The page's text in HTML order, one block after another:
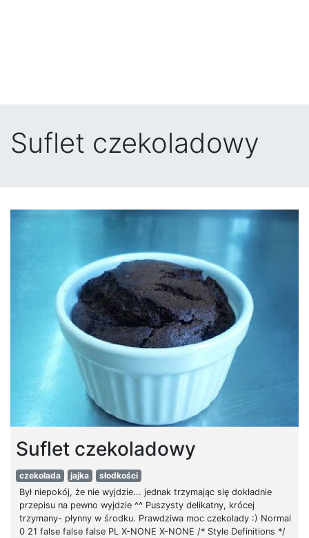
Suflet czekoladowy
Suflet czekoladowy
czekolada jajka
słodkości
Był niepokój, że nie wyjdzie... jednak trzymając się dokładnie
przepisu na pewno wyjdzie ^^ Puszysty delikatny, krócej
trzymany- płynny w środku. Prawdziwa moc czekolady :) Normal
0 21 false false false PL X-NONE X-NONE /* Style Definitions */